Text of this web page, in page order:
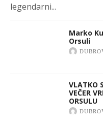
legendarni...
Marko
Orsuli
VLATKO
VEČER
ORSULU